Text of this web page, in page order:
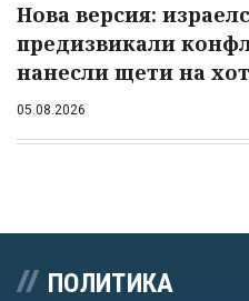
Нова версия:
предизвикали
нанесли щети на
05.08.2026
ПОЛИТИКА